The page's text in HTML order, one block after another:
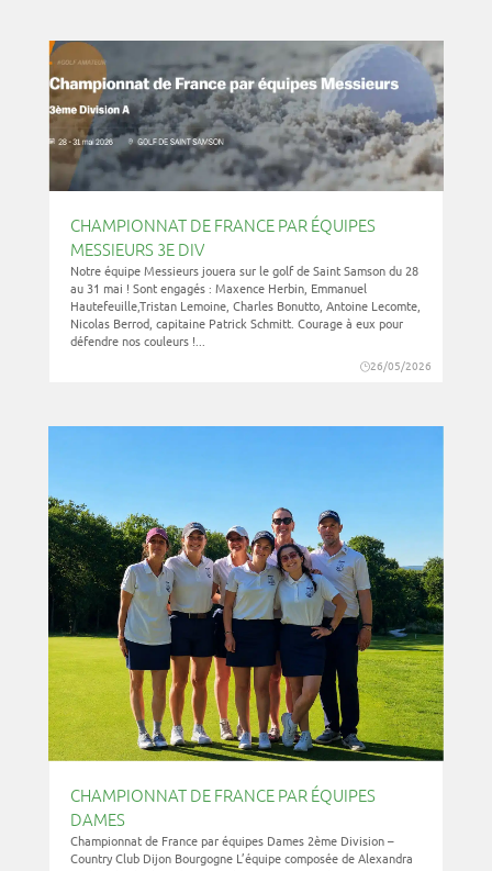
CHAMPIONNAT DE FRANCE PAR ÉQUIPES
MESSIEURS 3E DIV
26/05/2026
Notre équipe Messieurs jouera sur le golf de Saint Samson du 28
au 31 mai ! Sont engagés : Maxence Herbin, Emmanuel
Hautefeuille,Tristan Lemoine, Charles Bonutto, Antoine Lecomte,
Nicolas Berrod, capitaine Patrick Schmitt. Courage à eux pour
défendre nos couleurs !...
CHAMPIONNAT DE FRANCE PAR ÉQUIPES
DAMES
Championnat de France par équipes Dames 2ème Division –
Country Club Dijon Bourgogne L’équipe composée de Alexandra